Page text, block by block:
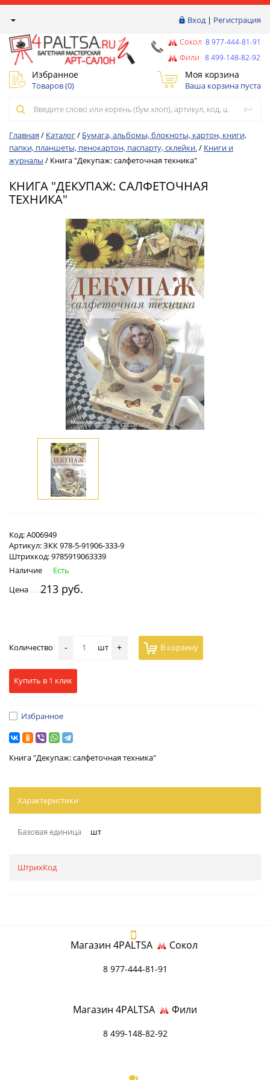
Вход| Регистрация
Сокол 8 977-444-81-91
Фили 8 499-148-82-92
Избранное
Товаров (0)
Моя корзина
Ваша корзина пуста
Главная / Каталог/ Бумага, альбомы, блокноты, картон, книги,
папки, планшеты, пенокартон, паспарту, склейки./ Книги и
журналы / Книга "Декупаж: салфеточная техника"
КНИГА "ДЕКУПАЖ: САЛФЕТОЧНАЯ
ТЕХНИКА"
Код:А006949
Артикул:ЗКК 978-5-91906-333-9
Штрихкод:9785919063339
Наличие
Есть
Цена
213 руб.
Количество - шт + В корзину
Купить в 1 клик
Избранное
Книга "Декупаж: салфеточная техника"
Характеристики
Базовая единица шт
ШтрихКод
Магазин 4PALTSA Сокол
8 977-444-81-91
Магазин 4PALTSA Фили
8 499-148-82-92